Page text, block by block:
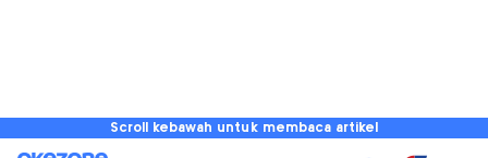
Scroll kebawah untuk membaca artikel